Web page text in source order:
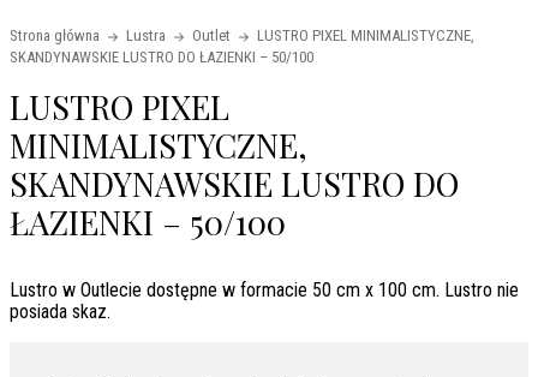
Strona główna Lustra Outlet
LUSTRO PIXEL MINIMALISTYCZNE,
SKANDYNAWSKIE LUSTRO DO ŁAZIENKI – 50/100
LUSTRO PIXEL
MINIMALISTYCZNE,
SKANDYNAWSKIE LUSTRO DO
ŁAZIENKI – 50/100
Lustro w Outlecie dostępne w formacie 50 cm x 100 cm. Lustro nie
posiada skaz.